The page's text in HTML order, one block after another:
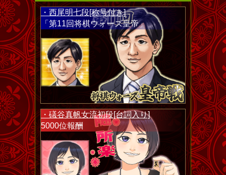
・西尾明七段[称号付き]
「第11回将棋ウォーズ皇帝」
・礒谷真帆女流初段[台詞入り]
5000位報酬